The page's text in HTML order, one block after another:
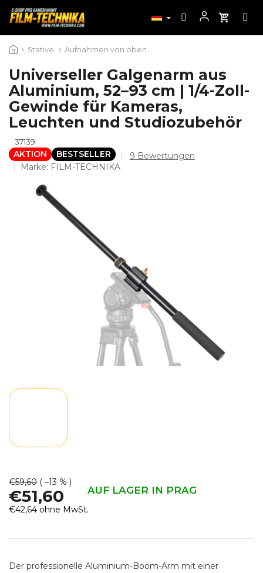
Inhalt Stative Aufnahmen von oben
Universeller Galgenarm aus
Aluminium, 52–93 cm | 1/4-Zoll-
Gewinde für Kameras,
Leuchten und Studiozubehör
37139
AKTION BESTSELLER
Die
9 Bewertungen
Marke: FILM-TECHNIKA
€59,60 ( –13 % )
€51,60 AUF LAGER IN PRAG
€42,64 ohne MwSt.
Der professionelle Aluminium-Boom-Arm mit einer